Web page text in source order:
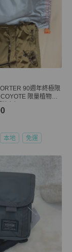
90週年終極限
限量植物性
本地 免運